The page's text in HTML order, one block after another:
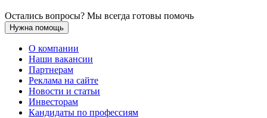
Остались вопросы? Мы всегда готовы помочь
Нужна помощь
О компании
Наши вакансии
Партнерам
Реклама на сайте
Новости и статьи
Инвесторам
Кандидаты по профессиям